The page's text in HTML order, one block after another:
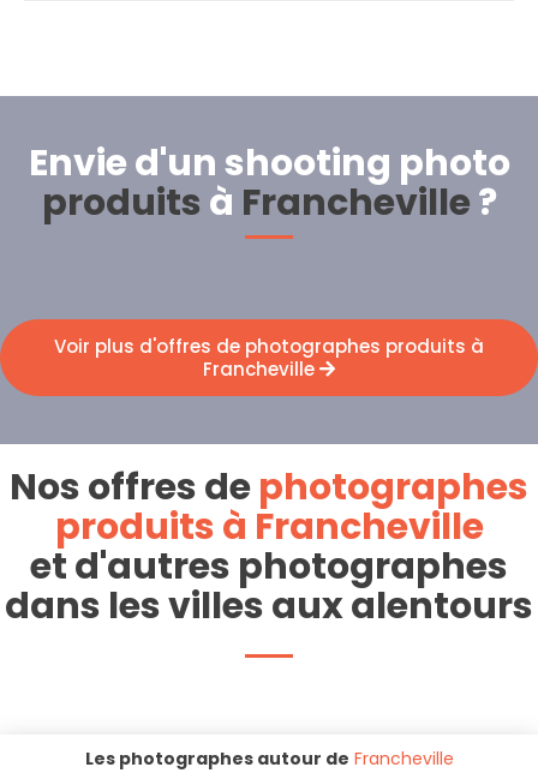
Envie d'un shooting photo
produits à Francheville?
Voir plus d'offres de photographes produits à
Francheville
Nos offres dephotographes
produits à Francheville
et d'autres photographes
dans les villes aux alentours
Les photographes autour de Francheville